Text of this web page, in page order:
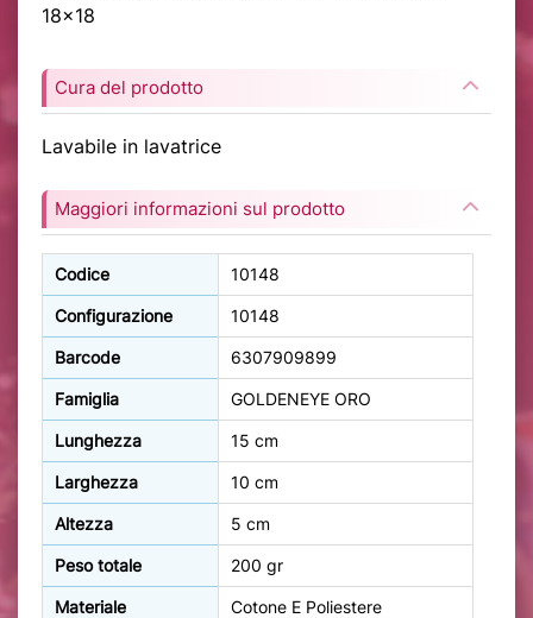
18x18
Cura del prodotto
Lavabile in lavatrice
Maggiori informazioni sul prodotto
Codice 10148
Configurazione 10148
Barcode 6307909899
Famiglia GOLDENEYE ORO
Lunghezza 15 cm
Larghezza 10 cm
Altezza 5 cm
Peso totale 200 gr
Materiale Cotone E Poliestere